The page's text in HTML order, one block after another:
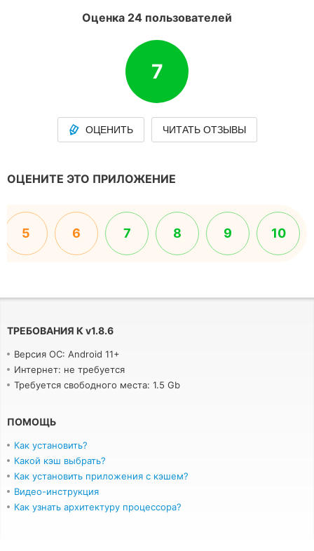
Оценка 24 пользователей
7
ОЦЕНИТЬ ЧИТАТЬ ОТЗЫВЫ
ОЦЕНИТЕ ЭТО ПРИЛОЖЕНИЕ
5 6 7 8 9 10
ТРЕБОВАНИЯ К v1.8.6
Версия ОС: Android 11+
Интернет: не требуется
Требуется свободного места: 1.5 Gb
ПОМОЩЬ
Как установить?
Какой кэш выбрать?
Как установить приложения с кэшем?
Видео-инструкция
Как узнать архитектуру процессора?